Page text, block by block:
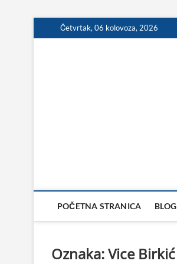
to
Četvrtak, 06 kolovoza, 2026
POČETNA STRANICA BLOG
Oznaka:Vice Birkić